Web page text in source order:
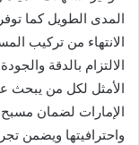
المدى الطويل كما
الانتهاء من تركيب
الالتزام بالدقة
الأمثل لكل من يبحث
الإمارات لضمان
واحترافيتها ويضمن